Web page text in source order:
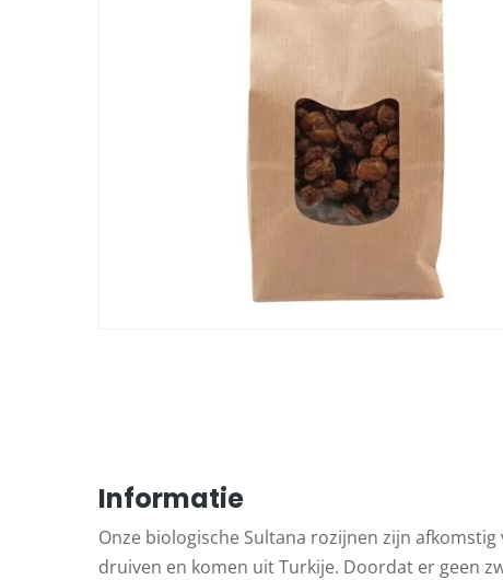
Informatie
Onze biologische Sultana rozijnen zijn
druiven en komen uit Turkije. Doordat er geen